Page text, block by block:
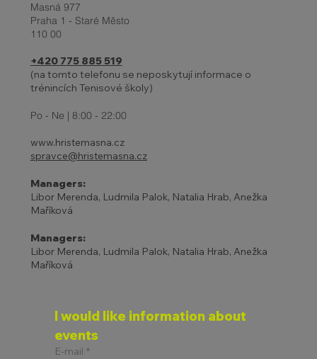
Masná 977
Praha 1 - Staré Město
110 00
+420 775 885 519
(na tomto telefonu se neposkytují informace o
trénincích Tenisové školy)
Po - Ne | 8:00 - 22:00
www.hristemasna.cz
spravce@hristemasna.cz
Managers:
Libor Merenda, Ludmila Palok, Natalia Hrab, Anežka
Maříková
Managers:
Libor Merenda, Ludmila Palok, Natalia Hrab, Anežka
Maříková
I would like information about
events
E-mail *